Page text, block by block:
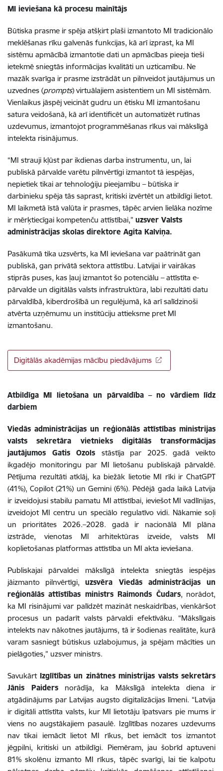
MI ieviešana kā procesu mainītājs
Būtiska prasme ir spēja atšķirt plaši izmantoto MI tradicionālo
meklēšanas rīku galvenās funkcijas, kā arī izprast, ka MI
sistēmu apmācībā izmantotie dati un apmācības pieeja tieši
ietekmē sniegtās informācijas kvalitāti un uzticamību. Ne
mazāk svarīga ir prasme izstrādāt un pilnveidot jautājumus un
uzvednes (prompts) virtuālajiem asistentiem un MI sistēmām.
Vienlaikus jāspēj veicināt gudru un ētisku MI izmantošanu
satura veidošanā, kā arī identificēt un automatizēt rutīnas
uzdevumus, izmantojot programmēšanas rīkus vai mākslīgā
intelekta risinājumus.
“MI strauji kļūst par ikdienas darba instrumentu, un, lai
publiskā pārvalde varētu pilnvērtīgi izmantot tā iespējas,
nepietiek tikai ar tehnoloģiju pieejamību – būtiska ir
darbinieku spēja tās saprast, kritiski izvērtēt un atbildīgi lietot.
MI laikmetā īstā valūta ir prasmes, tāpēc arvien lielāka nozīme
ir mērķtiecīgai kompetenču attīstībai,” uzsver Valsts
administrācijas skolas direktore Agita Kalviņa.
Pasākumā tika uzsvērts, ka MI ieviešana var paātrināt gan
publiskā, gan privātā sektora attīstību. Latvijai ir vairākas
stiprās puses, kas ļauj izmantot šo potenciālu – attīstīta e-
pārvalde un digitālās valsts infrastruktūra, labi rezultāti datu
pārvaldībā, kiberdrošībā un regulējumā, kā arī salīdzinoši
atvērta uzņēmumu un institūciju attieksme pret MI
izmantošanu.
Digitālās akadēmijas mācību piedāvājums
Atbildīga MI lietošana un pārvaldība – no vārdiem līdz
darbiem
Viedās administrācijas un reģionālās attīstības ministrijas
valsts sekretāra vietnieks digitālās transformācijas
jautājumos Gatis Ozols stāstīja par 2025. gadā veikto
ikgadējo monitoringu par MI lietošanu publiskajā pārvaldē.
Pētījuma rezultāti atklāj, ka biežāk lietotie MI rīki ir ChatGPT
(41%), Copilot (21%) un Gemini (6%). Pēdējā gada laikā Latvija
ir izveidojusi stabilu pamatu MI attīstībai, ieviešot MI vadlīnijas,
izveidojot MI centru un speciālo regulatīvo vidi. Nākamie soļi
un prioritātes 2026.–2028. gadā ir nacionālā MI plāna
izstrāde, vienotas MI arhitektūras izveide, valsts MI
koplietošanas platformas attīstība un MI akta ieviešana.
Publiskajai pārvaldei mākslīgā intelekta sniegtās iespējas
jāizmanto pilnvērtīgi,uzsvēra Viedās administrācijas un
reģionālās attīstības ministrs Raimonds Čudars, norādot,
ka MI risinājumi var palīdzēt mazināt neskaidrības, vienkāršot
procesus un padarīt valsts pārvaldi efektīvāku. “Mākslīgais
intelekts nav nākotnes jautājums, tā ir šodienas realitāte, kurā
varam sasniegt būtiskus uzlabojumus, ja spējam mācīties un
pielāgoties,” uzsver ministrs.
Savukārt Izglītības un zinātnes ministrijas valsts sekretārs
Jānis Paiders norādīja, ka Mākslīgā intelekta diena ir
atgādinājums par Latvijas augsto digitalizācijas līmeni. “Latvija
ir digitāli attīstīta valsts, kur MI lietotāju īpatsvars pie mums ir
viens no augstākajiem pasaulē. Izglītības nozares uzdevums
nav tikai iemācīt lietot MI rīkus, bet iemācīt tos izmantot
jēgpilni, kritiski un atbildīgi. Piemēram, jau šobrīd aptuveni
81% skolēnu izmanto MI rīkus, tāpēc svarīgi, lai tie kalpotu